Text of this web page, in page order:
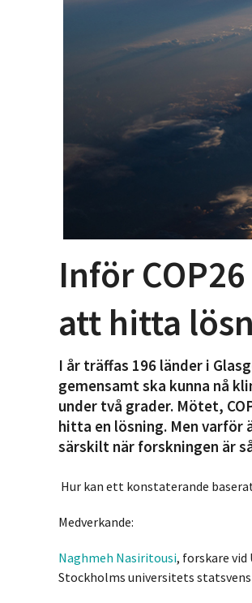
Inför
att hitta
I år träffas 196 länder i
gemensamt ska kunna nå
under två grader. Mötet,
hitta en lösning. Men
särskilt när forskningen är
Hur kan ett konstaterande
Medverkande:
Naghmeh Nasiritousi, forskare
Stockholms universitets